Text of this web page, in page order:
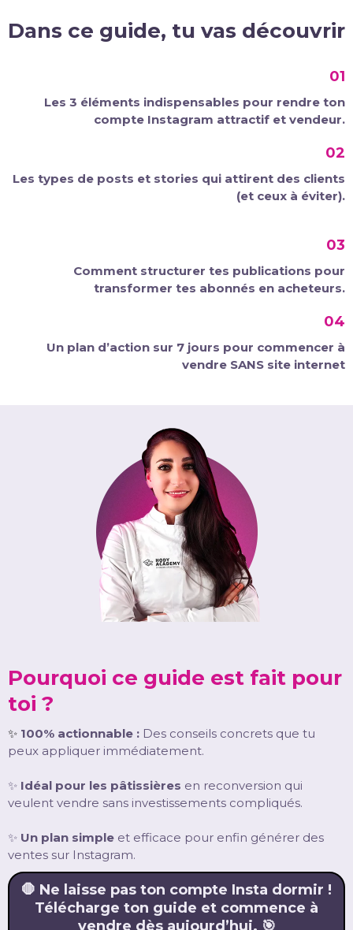
Dans ce guide, tu vas découvrir
01
Les 3 éléments indispensables pour rendre ton
compte Instagram attractif et vendeur.
02
Les types de posts et stories qui attirent des clients
(et ceux à éviter).
03
Comment structurer tes publications pour
transformer tes abonnés en acheteurs.
04
Un plan d’action sur 7 jours pour commencer à
vendre SANS site internet
Pourquoi ce guide est fait pour
toi ?
✨ 100% actionnable : Des conseils concrets que tu
peux appliquer immédiatement.
✨ Idéal pour les pâtissières en reconversion qui
veulent vendre sans investissements compliqués.
✨ Un plan simple et efficace pour enfin générer des
ventes sur Instagram.
🛑 Ne laisse pas ton compte Insta dormir !
Télécharge ton guide et commence à
vendre dès aujourd’hui. 🎯